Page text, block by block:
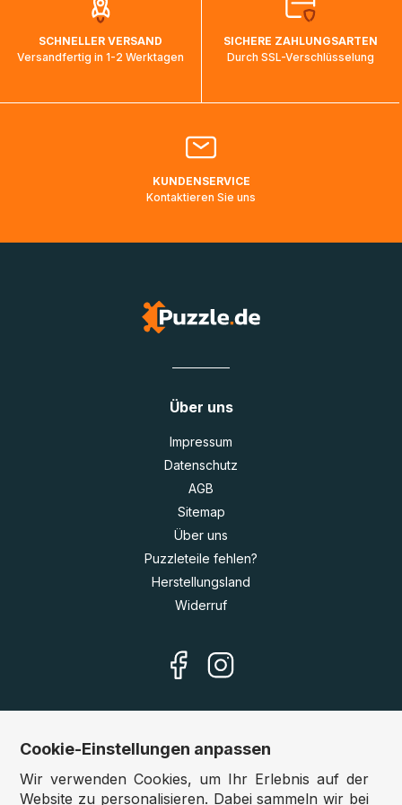
auf dem Weg ins Zielland sind. Die Sendungsverfolgung
ankommen und von der dortigen Zustellorganisation weiter
bearbeitet werden.
Bitte kontaktieren Sie denKundenservicefalls Ihr Paket
Lieferadressen in Deutschland oder Europa mehrere Tage
SCHNELLER VERSAND
Versandfertig in 1-2 Werktagen
SICHERE ZAHLUNGSARTEN
Durch SSL-Verschlüsselung
KUNDENSERVICE
Kontaktieren Sie uns
Über uns
Impressum
Datenschutz
AGB
Sitemap
Über uns
Puzzleteile fehlen?
Herstellungsland
Widerruf
Unsere Shops
Deutschland:www.puzzle.de
Cookie-Einstellungen anpassen
Wir verwenden Cookies, um Ihr Erlebnis auf der
Website zu personalisieren. Dabei sammeln wir bei